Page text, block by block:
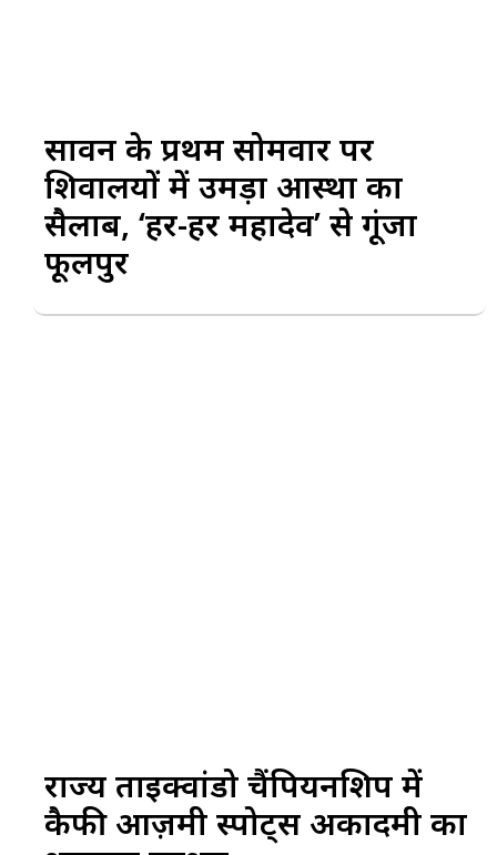
सावन के प्रथम सोमवार पर
शिवालयों में उमड़ा आस्था का
सैलाब, ‘हर-हर महादेव’ से गूंजा
फूलपुर
राज्य ताइक्वांडो चैंपियनशिप में
कैफी आज़मी स्पोर्ट्स अकादमी का